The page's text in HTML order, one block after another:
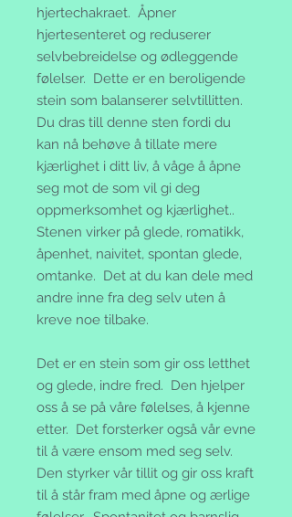
hjertechakraet. Åpner
hjertesenteret og reduserer
selvbebreidelse og ødleggende
følelser. Dette er en beroligende
stein som balanserer selvtillitten.
Du dras till denne sten fordi du
kan nå behøve å tillate mere
kjærlighet i ditt liv, å våge å åpne
seg mot de som vil gi deg
oppmerksomhet og kjærlighet..
Stenen virker på glede, romatikk,
åpenhet, naivitet, spontan glede,
omtanke. Det at du kan dele med
andre inne fra deg selv uten å
kreve noe tilbake.
Det er en stein som gir oss letthet
og glede, indre fred. Den hjelper
oss å se på våre følelses, å kjenne
etter. Det forsterker også vår evne
til å være ensom med seg selv.
Den styrker vår tillit og gir oss kraft
til å står fram med åpne og ærlige